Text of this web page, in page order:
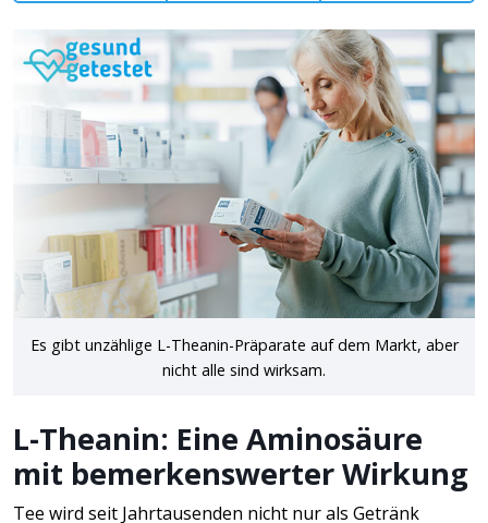
Es gibt unzählige L-Theanin-Präparate auf dem Markt, aber
nicht alle sind wirksam.
L-Theanin: Eine Aminosäure
mit bemerkenswerter Wirkung
Tee wird seit Jahrtausenden nicht nur als Getränk